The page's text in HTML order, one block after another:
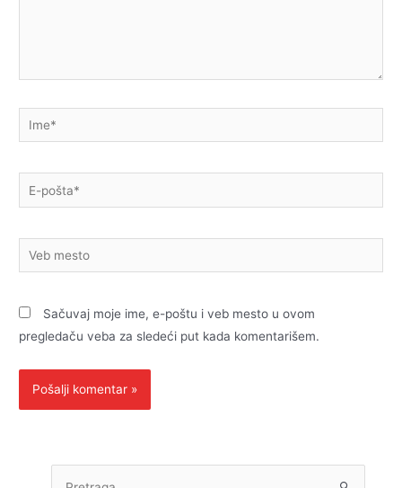
Ime*
E-
pošta*
Veb
mesto
Sačuvaj moje ime, e-poštu i veb mesto u ovom
pregledaču veba za sledeći put kada komentarišem.